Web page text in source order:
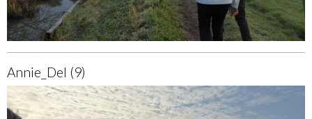
Annie_Del (9)